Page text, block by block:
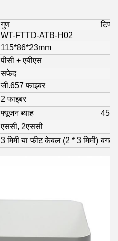
गुण
WT-FTTD-ATB-H02
115*86*23mm
पीसी + एबीएस
सफेद
जी.657 फाइबर
2 फाइबर
फ्यूजन ब्याह
45
एससी, 2एससी
3 मिमी या फीट केबल (2 * 3 मिमी) बगल